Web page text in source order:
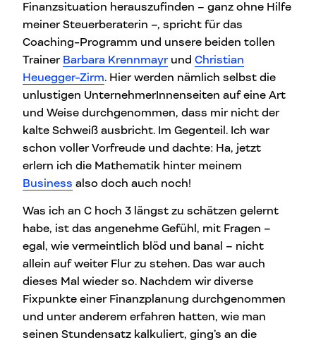
Finanzsituation herauszufinden – ganz ohne Hilfe
meiner Steuerberaterin –, spricht für das
Coaching-Programm und unsere beiden tollen
Trainer Barbara Krennmayrund Christian
Heuegger-Zirm. Hier werden nämlich selbst die
unlustigen UnternehmerInnenseiten auf eine Art
und Weise durchgenommen, dass mir nicht der
kalte Schweiß ausbricht. Im Gegenteil. Ich war
schon voller Vorfreude und dachte: Ha, jetzt
erlern ich die Mathematik hinter meinem
Business also doch auch noch!
Was ich an C hoch 3 längst zu schätzen gelernt
habe, ist das angenehme Gefühl, mit Fragen –
egal, wie vermeintlich blöd und banal – nicht
allein auf weiter Flur zu stehen. Das war auch
dieses Mal wieder so. Nachdem wir diverse
Fixpunkte einer Finanzplanung durchgenommen
und unter anderem erfahren hatten, wie man
seinen Stundensatz kalkuliert, ging’s an die